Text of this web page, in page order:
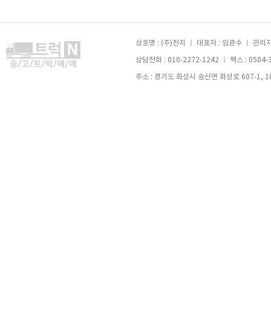
상호명 : (주)천지 ㅣ 대표자 : 임광수 ㅣ 관
상담전화 : 010-2272-1242 ㅣ 팩스 :
주소 : 경기도 화성시 송산면 화성로 607-